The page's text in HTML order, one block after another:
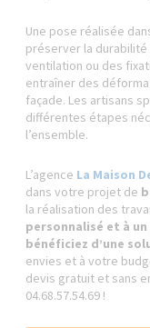
Une pose réalisée
préserver la durabilité
ventilation ou des
entraîner des
façade. Les artisans
différentes étapes
l’ensemble.
L’agence La Maison
dans votre projet de
la réalisation des
personnalisé et à
bénéficiez d’une
envies et à votre
devis gratuit et sans
04.68.57.54.69 !